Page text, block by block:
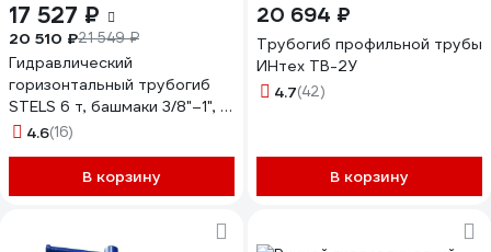
17 527 ₽
20 510 ₽21 549 ₽
Гидравлический
горизонтальный трубогиб
STELS 6 т, башмаки 3/8"–1", в
металлическом кейсе 18146
4.6(16)
В корзину
20 694 ₽
Трубогиб профильной трубы
ИНтех ТВ-2У
4.7(42)
В корзину